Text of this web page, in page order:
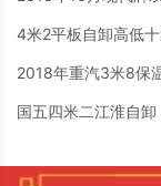
4米2平板自卸高低
2018年重汽3米8保
国五四米二江淮自卸